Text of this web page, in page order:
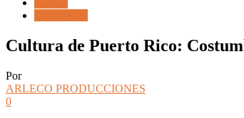
Cultura de Puerto Rico:
Por
ARLECO PRODUCCIONES
0